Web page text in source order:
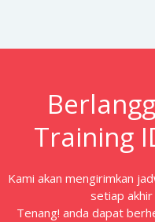
Training
Kami akan mengirimkan
setiap akhir
Tenang! anda dapat